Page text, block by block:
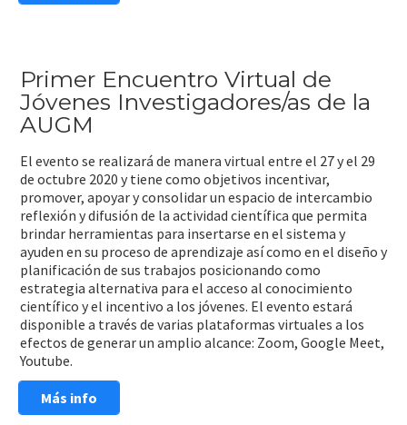
Primer Encuentro Virtual de
Jóvenes Investigadores/as de la
AUGM
El evento se realizará de manera virtual entre el 27 y el 29
de octubre 2020 y tiene como objetivos incentivar,
promover, apoyar y consolidar un espacio de intercambio
reflexión y difusión de la actividad científica que permita
brindar herramientas para insertarse en el sistema y
ayuden en su proceso de aprendizaje así como en el diseño y
planificación de sus trabajos posicionando como
estrategia alternativa para el acceso al conocimiento
científico y el incentivo a los jóvenes. El evento estará
disponible a través de varias plataformas virtuales a los
efectos de generar un amplio alcance: Zoom, Google Meet,
Youtube.
Más info